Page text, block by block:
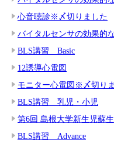
心音聴診※〆切りました
バイタルセンサの効果的
BLS講習 Basic
12誘導心電図
モニター心電図※〆切り
BLS講習 乳児・小児
第6回 島根大学新生児蘇
BLS講習 Advance